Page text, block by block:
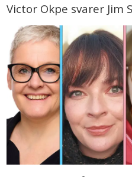
Victor Okpe svarer Jim